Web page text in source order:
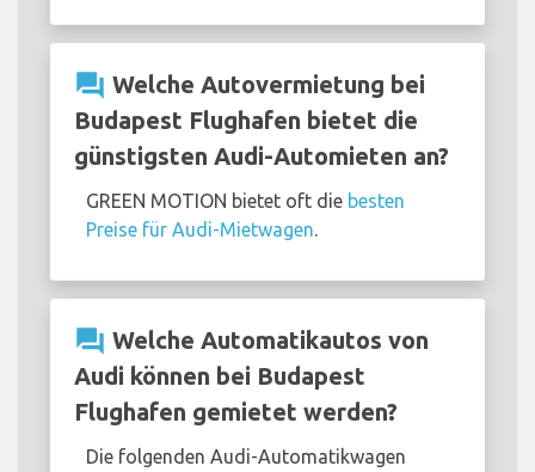
question_answer Welche Autovermietung bei
Budapest Flughafen bietet die
günstigsten Audi-Automieten an?
GREEN MOTION bietet oft die besten
Preise für Audi-Mietwagen
question_answer Welche Automatikautos von
Audi können bei Budapest
Flughafen gemietet werden?
Die folgenden Audi-Automatikwagen